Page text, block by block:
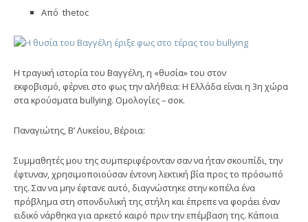
Από thetoc
Η τραγική ιστορία του Βαγγέλη, η «θυσία» του στον
εκφοβισμό, φέρνει στο φως την αλήθεια: Η Ελλάδα είναι η 3η χώρα
στα κρούσματα bullying. Ομολογίες – σοκ.
Παναγιώτης, Β’ Λυκείου, Βέροια:
Συμμαθητές μου της συμπεριφέρονταν σαν να ήταν σκουπίδι, την
έφτυναν, χρησιμοποιούσαν έντονη λεκτική βία προς το πρόσωπό
της. Σαν να μην έφτανε αυτό, διαγνώστηκε στην κοπέλα ένα
πρόβλημα στη σπονδυλική της στήλη και έπρεπε να φοράει έναν
ειδικό νάρθηκα για αρκετό καιρό πριν την επέμβαση της. Κάποια